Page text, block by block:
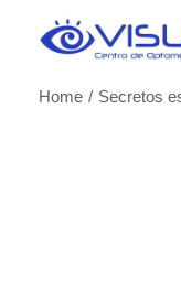
Home
Secretos